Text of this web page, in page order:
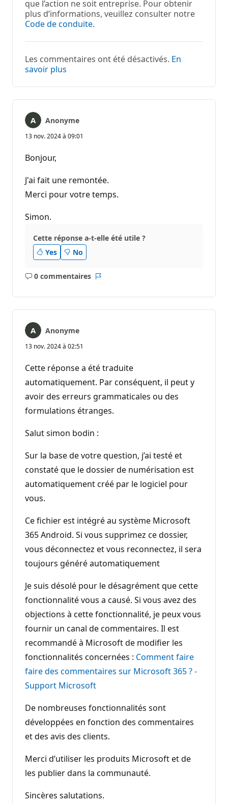
que l’action ne soit entreprise. Pour obtenir
plus d’informations, veuillez consulter notre
Code de conduite.
Les commentaires ont été désactivés. En
savoir plus
Anonyme
13 nov. 2024 à 09:01
Bonjour,
J'ai fait une remontée.
Merci pour votre temps.
Simon.
Cette réponse a-t-elle été utile ?
Yes
No
0 commentaires
Aucun
Anonyme
13 nov. 2024 à 02:51
Cette réponse a été traduite
automatiquement. Par conséquent, il peut y
avoir des erreurs grammaticales ou des
formulations étranges.
Salut simon bodin :
Sur la base de votre question, j’ai testé et
constaté que le dossier de numérisation est
automatiquement créé par le logiciel pour
vous.
Ce fichier est intégré au système Microsoft
365 Android. Si vous supprimez ce dossier,
vous déconnectez et vous reconnectez, il sera
toujours généré automatiquement
Je suis désolé pour le désagrément que cette
fonctionnalité vous a causé. Si vous avez des
objections à cette fonctionnalité, je peux vous
fournir un canal de commentaires. Il est
recommandé à Microsoft de modifier les
fonctionnalités concernées : Comment faire
faire des commentaires sur Microsoft 365 ? -
Support Microsoft
De nombreuses fonctionnalités sont
développées en fonction des commentaires
et des avis des clients.
Merci d’utiliser les produits Microsoft et de
les publier dans la communauté.
Sincères salutations.